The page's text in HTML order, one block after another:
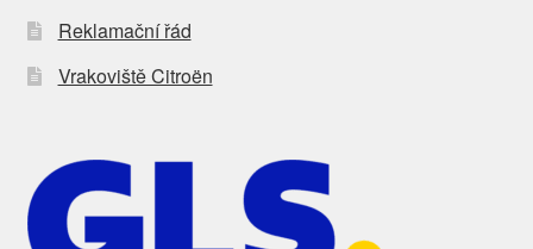
Reklamační řád
Vrakoviště Citroën